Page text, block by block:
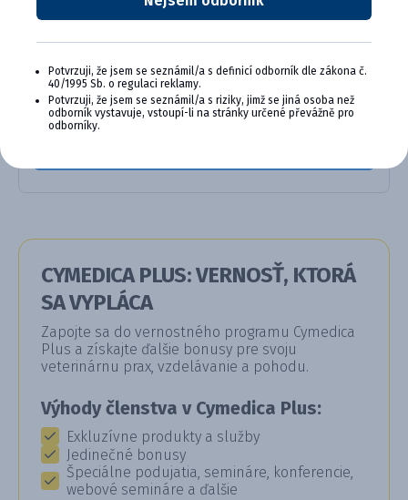
APOQUEL 16mg potahované tablet...
CYMEDICA PLUS: VERNOSŤ, KTORÁ
SA VYPLÁCA
Zapojte sa do vernostného programu Cymedica
Plus a získajte ďalšie bonusy pre svoju
veterinárnu prax, vzdelávanie a pohodu.
Výhody členstva v Cymedica Plus:
Exkluzívne produkty a služby
Jedinečné bonusy
Špeciálne podujatia, semináre, konferencie,
webové semináre a ďalšie
Potvrzuji, že jsem se seznámil/a s definicí odborník dle zákona č.
40/1995 Sb. o regulaci reklamy.
Potvrzuji, že jsem se seznámil/a s riziky, jimž se jiná osoba než
odborník vystavuje, vstoupí-li na stránky určené převážně pro
odborníky.